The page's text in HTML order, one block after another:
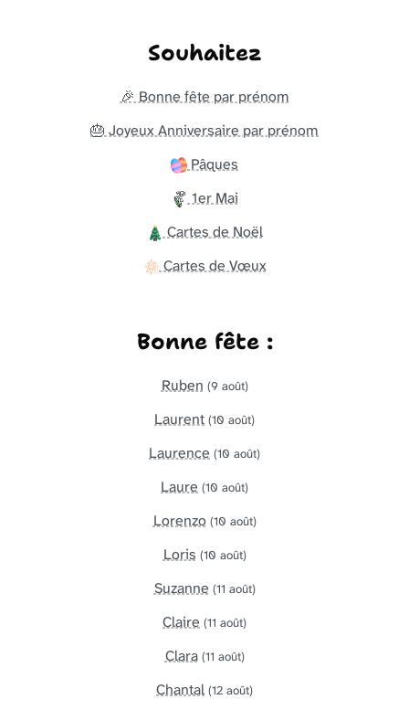
Souhaitez
🎉 Bonne fête par prénom
🎂 Joyeux Anniversaire par prénom
Pâques
1er Mai
Cartes de Noël
Cartes de Vœux
Bonne fête :
Ruben (9 août)
Laurent (10 août)
Laurence (10 août)
Laure (10 août)
Lorenzo (10 août)
Loris (10 août)
Suzanne (11 août)
Claire (11 août)
Clara (11 août)
Chantal (12 août)